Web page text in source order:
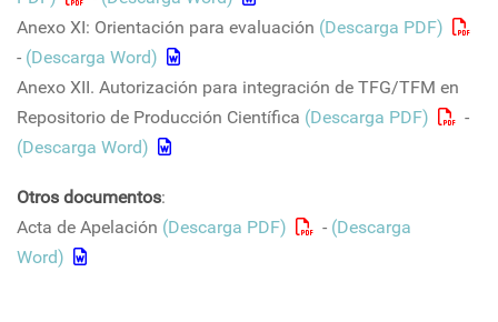
Anexo XI: Orientación para evaluación (Descarga PDF)
- (Descarga Word)
Anexo XII. Autorización para integración de TFG/TFM en
Repositorio de Producción Científica (Descarga PDF)
-
(Descarga Word)
Otros documentos:
Acta de Apelación (Descarga PDF) - (Descarga
Word)